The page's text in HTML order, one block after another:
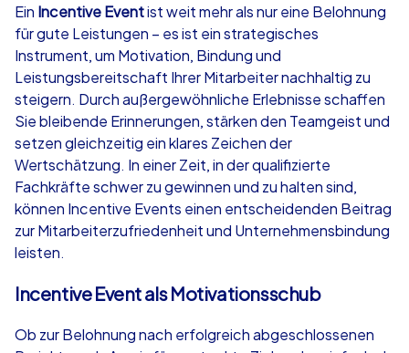
ab €49,99
iPad Tour
Bad Homburg v.d. Höhe
1,5-3,0 h 15-1,000
Krimi iPad
Bad Homburg
1,5-3,0 h
Ein Incentive Eventist weit mehr als nur eine Belohnung
für gute Leistungen – es ist ein strategisches
Instrument, um Motivation, Bindung und
Leistungsbereitschaft Ihrer Mitarbeiter nachhaltig zu
steigern. Durch außergewöhnliche Erlebnisse schaffen
Sie bleibende Erinnerungen, stärken den Teamgeist und
setzen gleichzeitig ein klares Zeichen der
Wertschätzung. In einer Zeit, in der qualifizierte
Fachkräfte schwer zu gewinnen und zu halten sind,
können Incentive Events einen entscheidenden Beitrag
zur Mitarbeiterzufriedenheit und Unternehmensbindung
leisten.
Incentive Event als Motivationsschub
Ob zur Belohnung nach erfolgreich abgeschlossenen